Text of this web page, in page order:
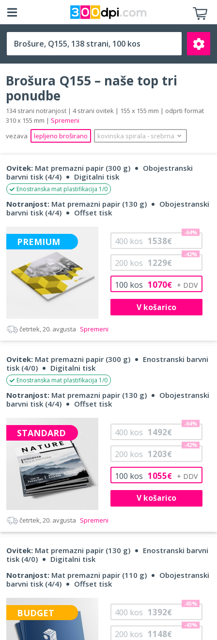
Q155 (155 x 155 mm)
Išči
Brošura Q155 – naše top tri
ponudbe
134 strani notranjost | 4 strani ovitek | 155 x 155 mm | odprti format
310 x 155 mm | Spremeni
vezava
lepljeno broširano kovinska spirala ‐ srebrna
Ovitek: Mat premazni papir (300 g)
Obojestranski
barvni tisk (4/4)
Digitalni tisk
Enostranska mat plastifikacija 1/0
Notranjost: Mat premazni papir (130 g)
Obojestranski
barvni tisk (4/4)
Offset tisk
PREMIUM
100 kos 1070€
200 kos 1229€
-42%
400 kos 1538€
-64%
V košarico
četrtek, 20. avgusta Spremeni
Ovitek: Mat premazni papir (300 g)
Enostranski barvni
tisk (4/0)
Digitalni tisk
Enostranska mat plastifikacija 1/0
Notranjost: Mat premazni papir (130 g)
Obojestranski
barvni tisk (4/4)
Offset tisk
STANDARD
100 kos 1055€
200 kos 1203€
-42%
400 kos 1492€
-64%
V košarico
četrtek, 20. avgusta Spremeni
Ovitek: Mat premazni papir (130 g)
Enostranski barvni
tisk (4/0)
Digitalni tisk
Notranjost: Mat premazni papir (110 g)
Obojestranski
barvni tisk (4/4)
Offset tisk
BUDGET
200 kos 1148€
-43%
400 kos 1392€
-65%